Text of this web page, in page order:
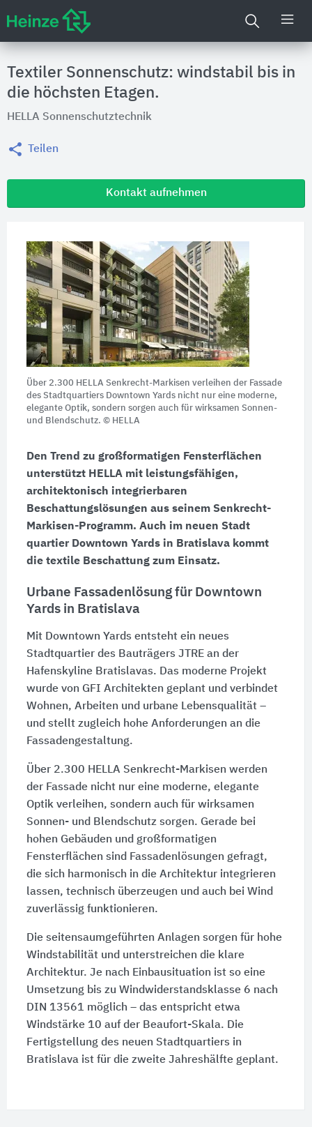
Textiler Sonnenschutz: windstabil bis in
die höchsten Etagen.
HELLA Sonnenschutztechnik
Teilen
Kontakt aufnehmen
Über 2.300 HELLA Senkrecht-Markisen verleihen der Fassade
des Stadtquartiers Downtown Yards nicht nur eine moderne,
elegante Optik, sondern sorgen auch für wirksamen Sonnen-
und Blendschutz. © HELLA
Den Trend zu großformatigen Fensterflächen
unterstützt HELLA mit leistungsfähigen,
architektonisch integrierbaren
Beschattungslösungen aus seinem Senkrecht-
Markisen-Programm. Auch im neuen Stadt
quartier Downtown Yards in Bratislava kommt
die textile Beschattung zum Einsatz.
Urbane Fassadenlösung für Downtown
Yards in Bratislava
Mit Downtown Yards entsteht ein neues
Stadtquartier des Bauträgers JTRE an der
Hafenskyline Bratislavas. Das moderne Projekt
wurde von GFI Architekten geplant und verbindet
Wohnen, Arbeiten und urbane Lebens­quali­tät –
und stellt zugleich hohe Anforderungen an die
Fassadengestaltung.
Über 2.300 HELLA Senkrecht-Markisen werden
der Fassade nicht nur eine moderne, elegante
Optik verleihen, sondern auch für wirksamen
Sonnen- und Blendschutz sorgen. Gerade bei
hohen Gebäuden und groß­forma­ti­gen
Fensterflächen sind Fassadenlösungen gefragt,
die sich harmonisch in die Architektur inte­grie­ren
lassen, technisch überzeugen und auch bei Wind
zuverlässig funktionieren.
Die seitensaumgeführten Anlagen sorgen für hohe
Windstabilität und unterstreichen die klare
Architektur. Je nach Einbausituation ist so eine
Umsetzung bis zu Windwiderstandsklasse 6 nach
DIN 13561 möglich – das ent­spricht etwa
Windstärke 10 auf der Beaufort-Skala. Die
Fertigstellung des neuen Stadtquartiers in
Bratislava ist für die zweite Jahreshälfte geplant.